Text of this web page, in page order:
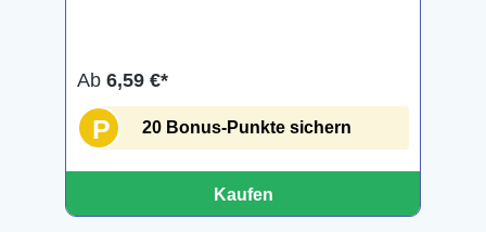
Ab 6,59 €*
P 20 Bonus-Punkte sichern
Kaufen